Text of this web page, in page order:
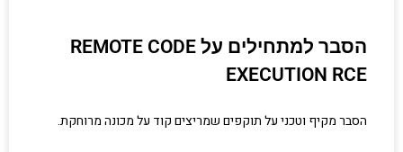
הסבר למתחילים על REMOTE CODE
EXECUTION RCE
הסבר מקיף וטכני על תוקפים שמריצים קוד על מכונה מרוחקת.